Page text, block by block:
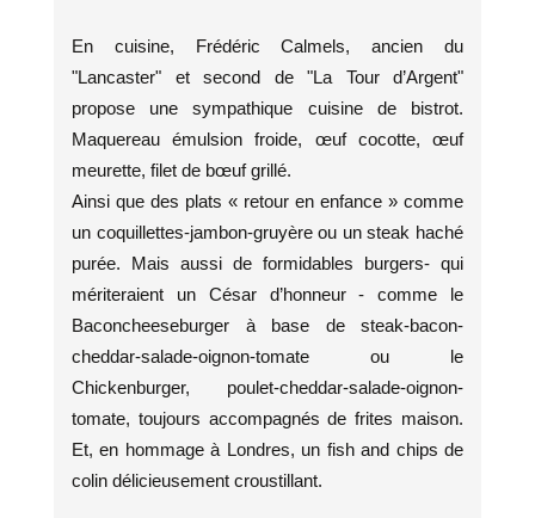
En cuisine, Frédéric Calmels, ancien du
"Lancaster" et second de "La Tour d’Argent"
propose une sympathique cuisine de bistrot.
Maquereau émulsion froide, œuf cocotte, œuf
meurette, filet de bœuf grillé.
Ainsi que des plats « retour en enfance » comme
un coquillettes-jambon-gruyère ou un steak haché
purée. Mais aussi de formidables burgers- qui
mériteraient un César d’honneur - comme le
Baconcheeseburger à base de steak-bacon-
cheddar-salade-oignon-tomate ou le
Chickenburger, poulet-cheddar-salade-oignon-
tomate, toujours accompagnés de frites maison.
Et, en hommage à Londres, un fish and chips de
colin délicieusement croustillant.